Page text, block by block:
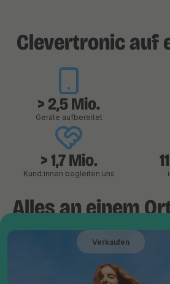
Clevertronic auf
> 2,5 Mio.
Geräte aufbereitet
> 1,7 Mio.
Kund:innen begleiten uns
Alles an einem
Verkaufen